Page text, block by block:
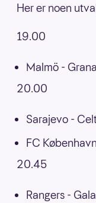
Her er noen
19.00
Malmö -
20.00
Sarajevo -
FC
20.45
Rangers -